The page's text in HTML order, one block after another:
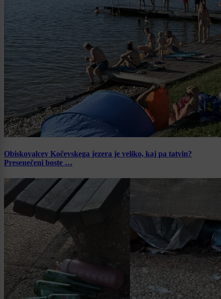
Obiskovalcev Kočevskega jezera je veliko, kaj pa tatvin?
Presenečeni boste …